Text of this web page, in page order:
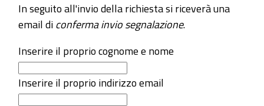
In seguito all'invio della richiesta si riceverà una
email diconferma invio segnalazione.
Inserire il proprio cognome e nome
Inserire il proprio indirizzo email